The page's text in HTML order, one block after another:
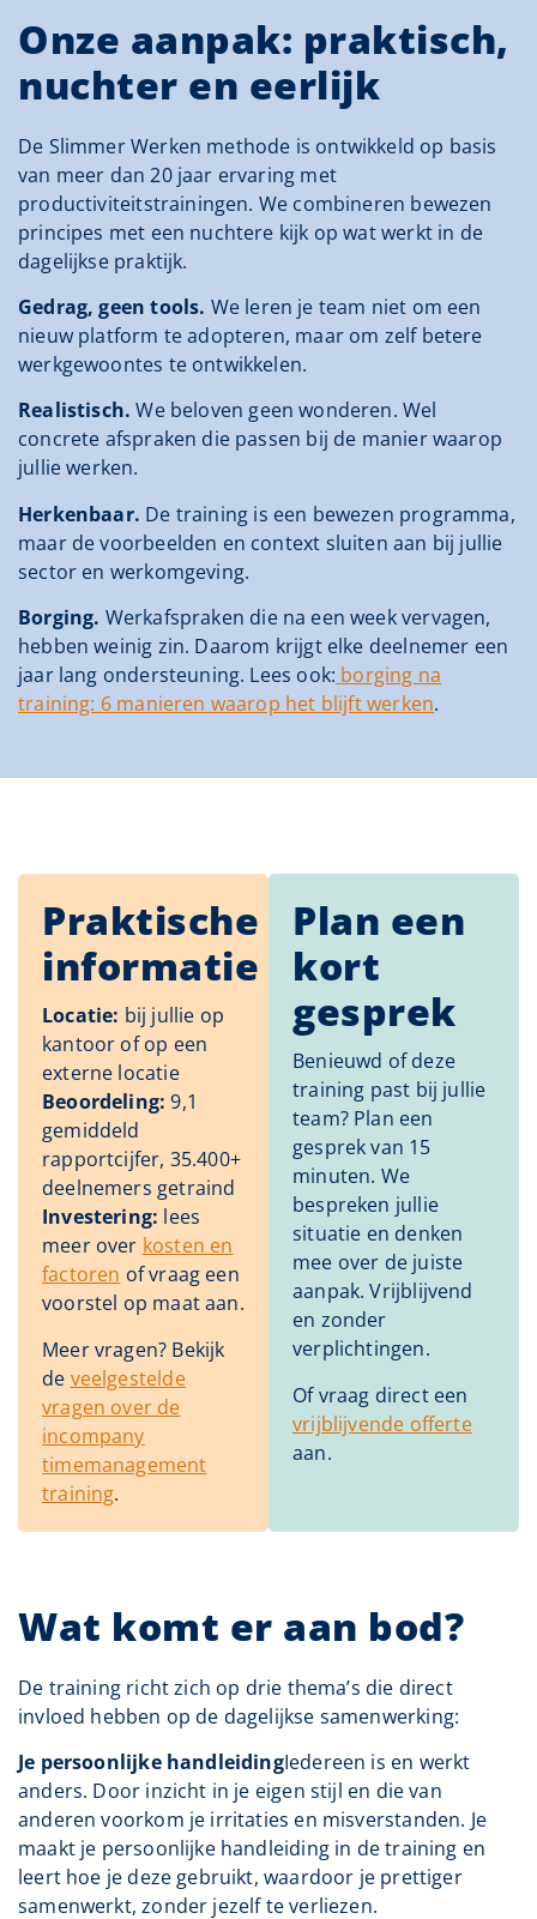
Onze aanpak: praktisch,
nuchter en eerlijk
De Slimmer Werken methode is ontwikkeld op basis
van meer dan 20 jaar ervaring met
productiviteitstrainingen. We combineren bewezen
principes met een nuchtere kijk op wat werkt in de
dagelijkse praktijk.
Gedrag, geen tools. We leren je team niet om een
nieuw platform te adopteren, maar om zelf betere
werkgewoontes te ontwikkelen.
Realistisch. We beloven geen wonderen. Wel
concrete afspraken die passen bij de manier waarop
jullie werken.
Herkenbaar. De training is een bewezen programma,
maar de voorbeelden en context sluiten aan bij jullie
sector en werkomgeving.
Borging. Werkafspraken die na een week vervagen,
hebben weinig zin. Daarom krijgt elke deelnemer een
jaar lang ondersteuning. Lees ook: borging na
training: 6 manieren waarop het blijft werken.
Praktische
informatie
Locatie: bij jullie op
kantoor of op een
externe locatie
Beoordeling: 9,1
gemiddeld
rapportcijfer, 35.400+
deelnemers getraind
Investering: lees
meer over kosten en
factoren of vraag een
voorstel op maat aan.
Meer vragen? Bekijk
de veelgestelde
vragen over de
incompany
timemanagement
training.
Plan een
kort
gesprek
Benieuwd of deze
training past bij jullie
team? Plan een
gesprek van 15
minuten. We
bespreken jullie
situatie en denken
mee over de juiste
aanpak. Vrijblijvend
en zonder
verplichtingen.
Of vraag direct een
vrijblijvende offerte
aan.
Wat komt er aan bod?
De training richt zich op drie thema’s die direct
invloed hebben op de dagelijkse samenwerking:
Je persoonlijke handleidingIedereen is en werkt
anders. Door inzicht in je eigen stijl en die van
anderen voorkom je irritaties en misverstanden. Je
maakt je persoonlijke handleiding in de training en
leert hoe je deze gebruikt, waardoor je prettiger
samenwerkt, zonder jezelf te verliezen.